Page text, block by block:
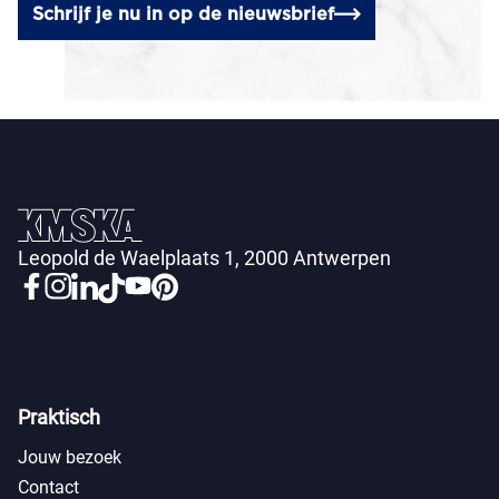
Schrijf je nu in op de nieuwsbrief
Leopold de Waelplaats 1, 2000 Antwerpen
Praktisch
Jouw bezoek
Contact